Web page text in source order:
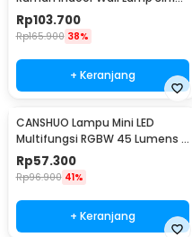
Color - JS-QD407
Rp103.700
Rp165.900 38%
+ Keranjang
CANSHUO Lampu Mini LED
Multifungsi RGBW 45 Lumens 3
PCS with Remote - YJ-905
Rp57.300
Rp96.900 41%
+ Keranjang